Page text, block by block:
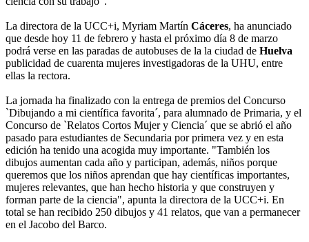
La directora de la UCC+i, Myriam Martín Cáceres, ha anunciado
que desde hoy 11 de febrero y hasta el próximo día 8 de marzo
podrá verse en las paradas de autobuses de la la ciudad de Huelva
publicidad de cuarenta mujeres investigadoras de la UHU, entre
ellas la rectora.
La jornada ha finalizado con la entrega de premios del Concurso
`Dibujando a mi científica favorita´, para alumnado de Primaria, y el
Concurso de `Relatos Cortos Mujer y Ciencia´ que se abrió el año
pasado para estudiantes de Secundaria por primera vez y en esta
edición ha tenido una acogida muy importante. "También los
dibujos aumentan cada año y participan, además, niños porque
queremos que los niños aprendan que hay científicas importantes,
mujeres relevantes, que han hecho historia y que construyen y
forman parte de la ciencia", apunta la directora de la UCC+i. En
total se han recibido 250 dibujos y 41 relatos, que van a permanecer
en el Jacobo del Barco.